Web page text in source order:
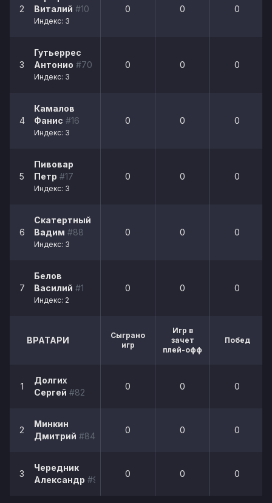
2
Виталий #10
Индекс: 3
0 0 0
3
Гутьеррес
Антонио #70
Индекс: 3
0 0 0
4
Камалов
Фанис #16
Индекс: 3
0 0 0
5
Пивовар
Петр #17
Индекс: 3
0 0 0
6
Скатертный
Вадим #88
Индекс: 3
0 0 0
7
Белов
Василий #1
Индекс: 2
0 0 0
ВРАТАРИ
Сыграно
игр
Игр в
зачет
плей-офф
Побед
1
Долгих
Сергей #82
0 0 0
2
Минкин
Дмитрий #84
0 0 0
3
Чередник
Александр #90
0 0 0